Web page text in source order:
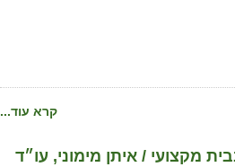
קרא עוד...
מקצועי / איתן מימוני, עו״ד